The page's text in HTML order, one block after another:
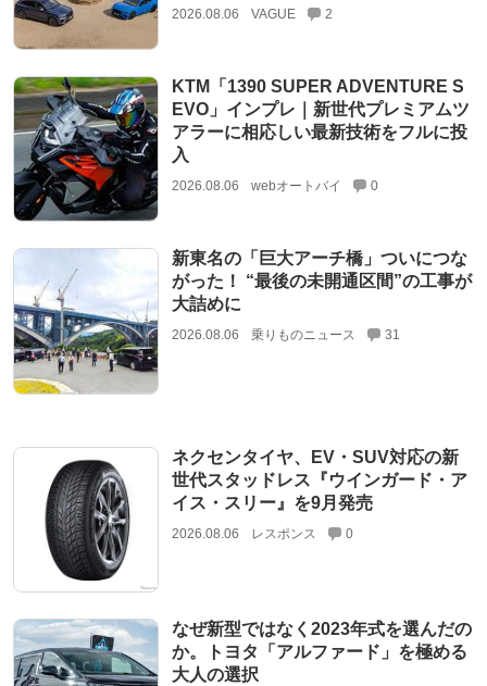
2026.08.06 VAGUE 2
KTM「1390 SUPER ADVENTURE S
EVO」インプレ｜新世代プレミアムツ
アラーに相応しい最新技術をフルに投
入
2026.08.06 webオートバイ 0
新東名の「巨大アーチ橋」ついにつな
がった！ “最後の未開通区間”の工事が
大詰めに
2026.08.06 乗りものニュース 31
ネクセンタイヤ、EV・SUV対応の新
世代スタッドレス『ウインガード・ア
イス・スリー』を9月発売
2026.08.06 レスポンス 0
なぜ新型ではなく2023年式を選んだの
か。トヨタ「アルファード」を極める
大人の選択